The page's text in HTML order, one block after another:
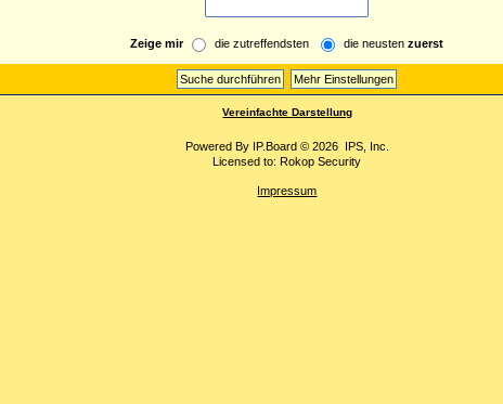
Zeige mir die zutreffendsten die neustenzuerst
Vereinfachte Darstellung
Powered By IP.Board© 2026 IPS, Inc
Licensed to: Rokop Security
Impressum